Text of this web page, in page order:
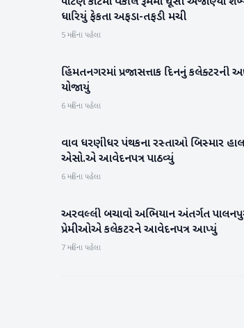
ધારિયું ફેકતા અફડા-તફડી મચી
5 મહિના પહેલા
સાબરકાંઠા
હિંમતનગરમાં પ્રજાસત્તાક દિનનું કલેક્ટરની
યોજાયું
6 મહિના પહેલા
વાવ-થરાદ
વાવ ધરણીધર પંથકના રસ્તાઓ બિસ્માર
એસો.એ આવેદનપત્ર પાઠવ્યું
6 મહિના પહેલા
બનાસકાંઠા
અરવલ્લી બચાવો અભિયાન અંતર્ગત
પ્રેમીઓએ કલેકટરને આવેદનપત્ર આપ્યું
7 મહિના પહેલા